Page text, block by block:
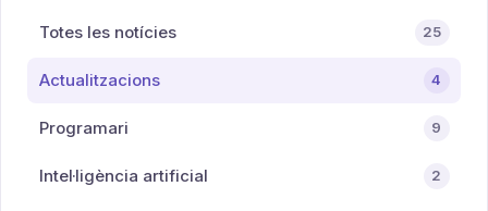
Totes les notícies 25
Actualitzacions 4
Programari 9
Intel·ligència artificial 2